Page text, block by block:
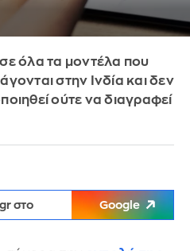
όλα τα μοντέλα που
στην Ινδία και δεν
ούτε να διαγραφεί
στο Google